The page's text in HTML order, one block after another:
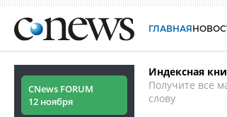
ГЛАВНАЯ
CNews FORUM
12 ноября
Индексная
Получите все
слову